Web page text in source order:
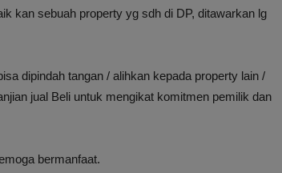
kan sebuah property yg sdh di DP, ditawarkan lg
dipindah tangan / alihkan kepada property lain /
jual Beli untuk mengikat komitmen pemilik dan
bermanfaat.